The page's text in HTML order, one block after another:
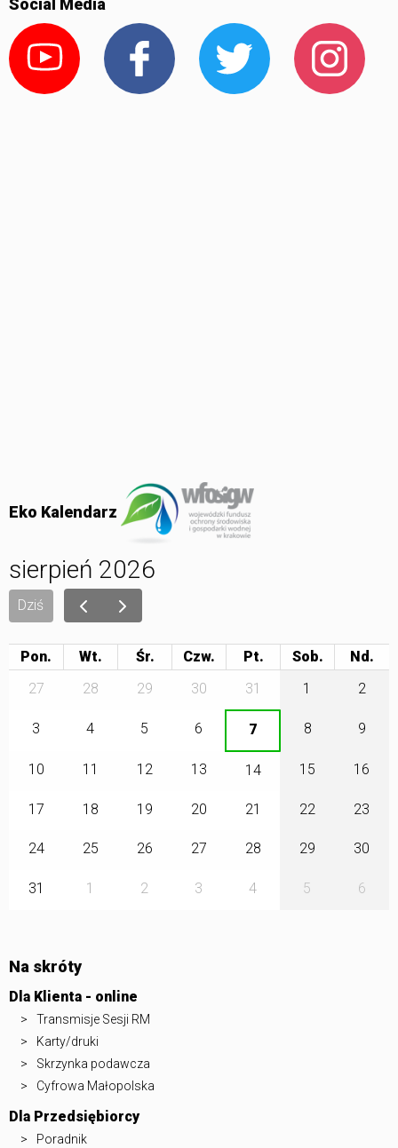
Eko Kalendarz
sierpień 2026
Dziś
Pon. Wt. Śr. Czw. Pt.
Sob.
27
28 29 30 31 1 2
3 4 5 6 7 8 9
10 11 12 13 14 15 16
17 18 19 20 21 22 23
24 25 26 27 28 29 30
31 1 2 3 4 5 6
Na skróty
Dla Klienta - online
Transmisje Sesji RM
Karty/druki
Skrzynka podawcza
Cyfrowa Małopolska
Dla Przedsiębiorcy
Poradnik